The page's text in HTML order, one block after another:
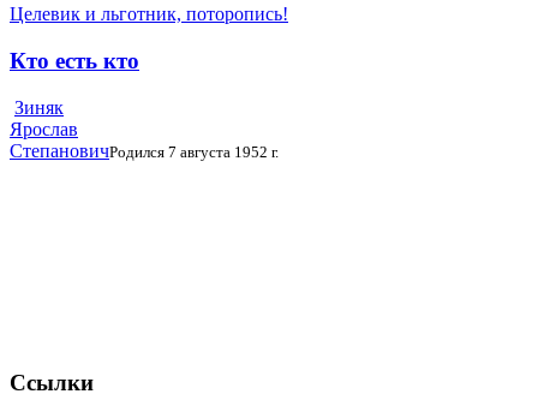
Целевик и льготник, поторопись!
Кто есть кто
Зиняк
Ярослав
СтепановичРодился 7 августа 1952 г.
Ссылки